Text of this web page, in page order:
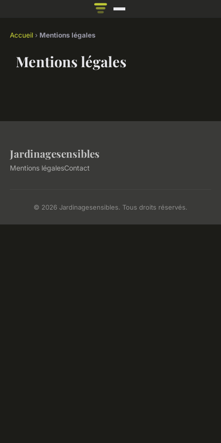
Accueil › Mentions légales
Mentions légales
Jardinagesensibles
Mentions légalesContact
© 2026 Jardinagesensibles. Tous droits réservés.